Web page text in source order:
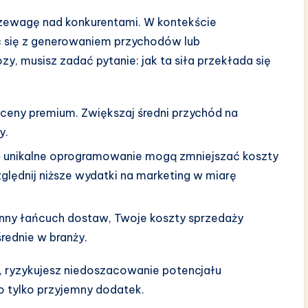
nad konkurentami. W kontekście
z generowaniem przychodów lub
musisz zadać pytanie: jak ta siła przekłada się
premium. Zwiększaj średni przychód na
unikalne oprogramowanie mogą zmniejszać koszty
niższe wydatki na marketing w miarę
łańcuch dostaw, Twoje koszty sprzedaży
w branży.
niedoszacowanie potencjału
tylko przyjemny dodatek.